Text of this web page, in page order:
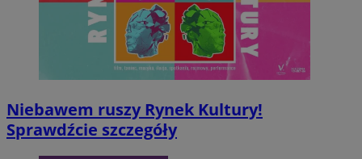
Niebawem ruszy Rynek Kultury!
Sprawdźcie szczegóły